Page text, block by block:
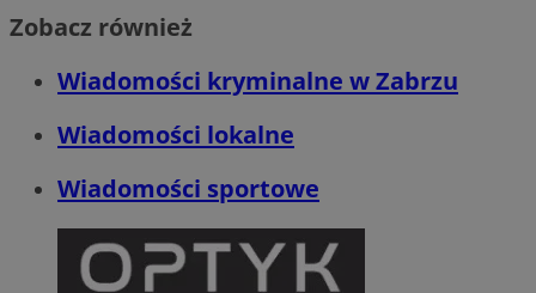
Zobacz również
Wiadomości kryminalne w Zabrzu
Wiadomości lokalne
Wiadomości sportowe